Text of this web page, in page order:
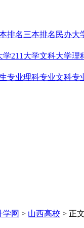
排名三本排名 民办大
学211大学文科大学理
专业理科专业文科专
学网 > 山西高校 > 正文